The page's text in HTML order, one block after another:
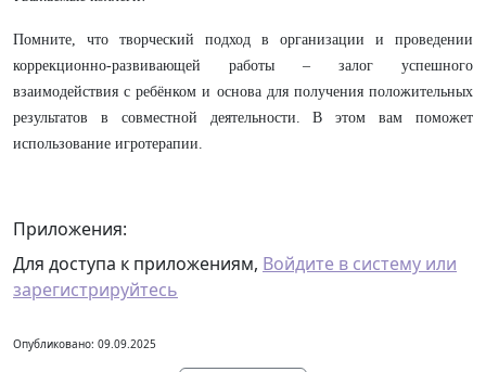
Помните, что творческий подход в организации и проведении
коррекционно-развивающей работы – залог успешного
взаимодействия с ребёнком и основа для получения положительных
результатов в совместной деятельности. В этом вам поможет
использование игротерапии.
Приложения:
Для доступа к приложениям, Войдите в систему или
зарегистрируйтесь
Опубликовано: 09.09.2025